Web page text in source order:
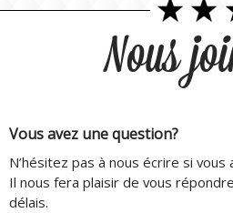
Nous
Vous avez une question?
N’hésitez pas à nous écrire si
Il nous fera plaisir de vous
délais.